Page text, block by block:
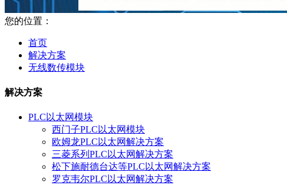
您的位置：
首页
解决方案
无线数传模块
解决方案
PLC以太网模块
西门子PLC以太网模块
欧姆龙PLC以太网解决方案
三菱系列PLC以太网解决方案
松下施耐德台达等PLC以太网解决方案
罗克韦尔PLC以太网解决方案